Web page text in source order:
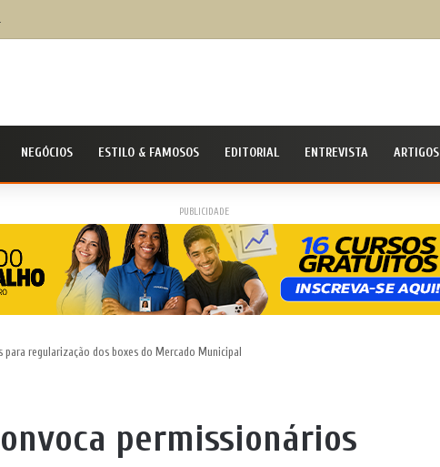
de Cruz lança aplicativo Fala Cruz para aproximar ainda mais a populaçãoda gestão municipal
NEGÓCIOS ESTILO & FAMOSOS EDITORIAL ENTREVISTA ARTIGOS
PUBLICIDADE
regularização dos boxes do Mercado Municipal
permissionários